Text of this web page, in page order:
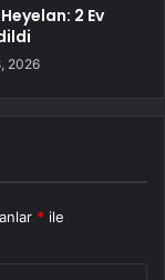
2 Ev
2026
* ile